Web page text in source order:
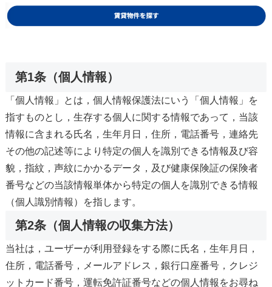
第1条（個人情報）
「個人情報」とは，個人情報保護法にいう「個人情報」を
指すものとし，生存する個人に関する情報であって，当該
情報に含まれる氏名，生年月日，住所，電話番号，連絡先
その他の記述等により特定の個人を識別できる情報及び容
貌，指紋，声紋にかかるデータ，及び健康保険証の保険者
番号などの当該情報単体から特定の個人を識別できる情報
（個人識別情報）を指します。
第2条（個人情報の収集方法）
当社は，ユーザーが利用登録をする際に氏名，生年月日，
住所，電話番号，メールアドレス，銀行口座番号，クレジ
ットカード番号，運転免許証番号などの個人情報をお尋ね